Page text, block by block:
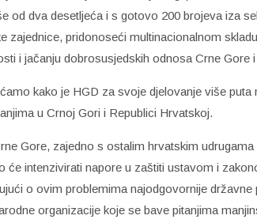
od dva desetljeća i s gotovo 200 brojeva iza
zajednice, pridonoseći multinacionalnom
i jačanju dobrosusjedskih odnosa Crne Gore
kako je HGD za svoje djelovanje više
u Crnoj Gori i Republici Hrvatskoj.
Gore, zajedno s ostalim hrvatskim
će intenzivirati napore u zaštiti ustavom i
o ovim problemima najodgovornije državne
organizacije koje se bave pitanjima